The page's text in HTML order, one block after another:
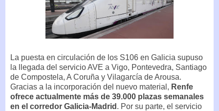
La puesta en circulación de los S106 en Galicia supuso
la llegada del servicio AVE a Vigo, Pontevedra, Santiago
de Compostela, A Coruña y Vilagarcía de Arousa.
Gracias a la incorporación del nuevo material, Renfe
ofrece actualmente más de 39.000 plazas semanales
en el corredor Galicia-Madrid . Por su parte, el servicio